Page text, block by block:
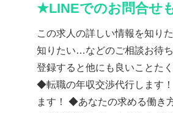
★LINEでのお問合せ
この求人の詳しい情報を知り
知りたい…などのご相談お待
登録すると他にも良いことた
◆転職の年収交渉代行します
ます！ ◆あなたの求める働き